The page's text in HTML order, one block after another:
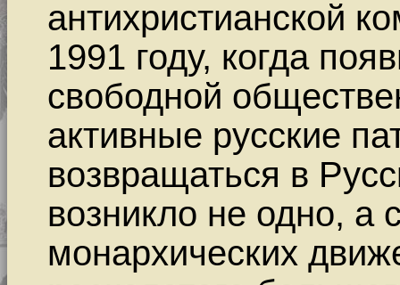
антихристианской
1991 году, когда
свободной
активные русские
возвращаться в
возникло не одно, а
монархических